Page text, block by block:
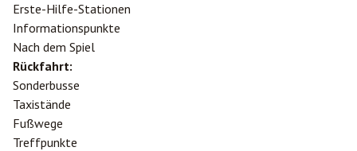
Erste-Hilfe-Stationen
Informationspunkte
Nach dem Spiel
Rückfahrt:
Sonderbusse
Taxistände
Fußwege
Treffpunkte